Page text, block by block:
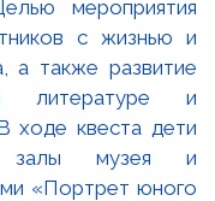
мероприятия
с жизнью и
а также развитие
литературе и
ходе квеста дети
залы музея и
«Портрет юного